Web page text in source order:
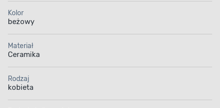
Kolor
beżowy
Materiał
Ceramika
Rodzaj
kobieta